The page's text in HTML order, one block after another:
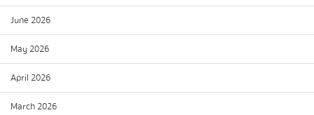
June 2026
May 2026
April 2026
March 2026